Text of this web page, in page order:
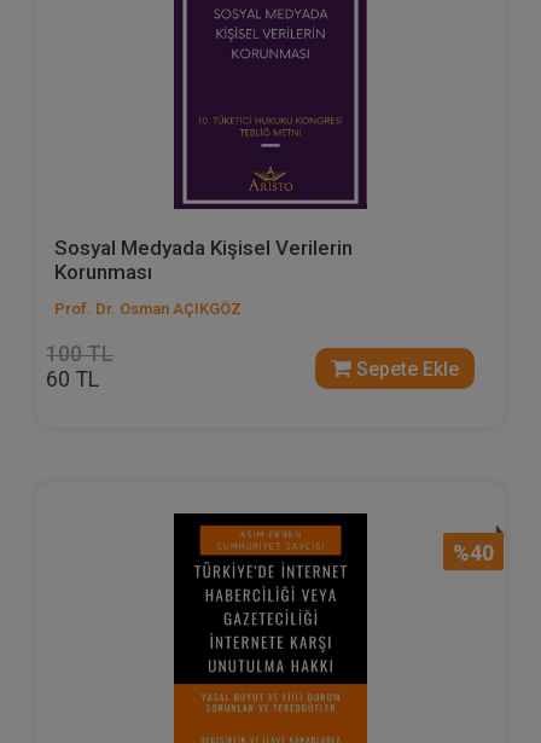
Sosyal Medyada Kişisel Verilerin
Korunması
Prof. Dr. Osman AÇIKGÖZ
100 TL
60 TL Sepete Ekle
%40